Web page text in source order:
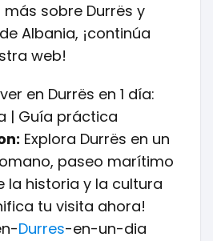
más sobre Durrës y
Albania, ¡continúa
web!
en Durrës en 1 día:
| Guía práctica
Explora Durrës en un
paseo marítimo
la historia y la cultura
tu visita ahora!
Durres-en-un-dia